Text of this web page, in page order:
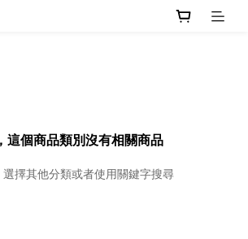
這個商品類別沒有相關商品
擇其他分類或者使用關鍵字搜尋